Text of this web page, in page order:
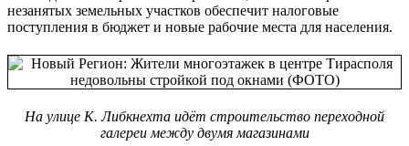
незанятых земельных участков обеспечит налоговые
поступления в бюджет и новые рабочие места для населения.
На улице К. Либкнехта идёт строительство переходной
галереи между двумя магазинами